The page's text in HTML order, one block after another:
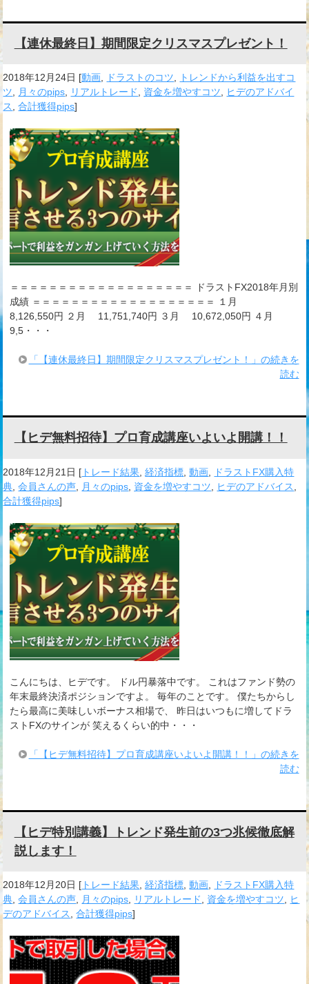
【連休最終日】期間限定クリスマスプレゼント！
2018年12月24日 [動画, ドラストのコツ,
トレンドから利益を出すコ
ツ, 月々のpips, リアルトレード, 資金を増やすコツ, ヒデのアドバイ
ス,合計獲得pips]
＝＝＝＝＝＝＝＝＝＝＝＝＝＝＝＝＝＝＝ ドラストFX2018年月別
成績 ＝＝＝＝＝＝＝＝＝＝＝＝＝＝＝＝＝＝＝ １月
8,126,550円 ２月 11,751,740円 ３月 10,672,050円 ４月
9,5・・・
「【連休最終日】期間限定クリスマスプレゼント！」の続きを
読む
【ヒデ無料招待】プロ育成講座いよいよ開講！！
2018年12月21日 [ トレード結果 ,経済指標 ,動画
ドラストFX購入特
典 ,会員さんの声 月々のpips 資金を増やすコツ ヒデのアドバイス
合計獲得pips]
こんにちは、ヒデです。 ドル円暴落中です。 これはファンド勢の
年末最終決済ポジションですよ。 毎年のことです。 僕たちからし
たら最高に美味しいボーナス相場で、 昨日はいつもに増してドラ
ストFXのサインが 笑えるくらい的中・・・
「【ヒデ無料招待】プロ育成講座いよいよ開講！！」の続きを
読む
【ヒデ特別講義】トレンド発生前の3つ兆候徹底解
説します！
2018年12月20日 [ トレード結果 ,経済指標 ,動画
ドラストFX購入特
典 ,会員さんの声 月々のpips リアルトレード 資金を増やすコツ
ヒ
デのアドバイス
,合計獲得pips]